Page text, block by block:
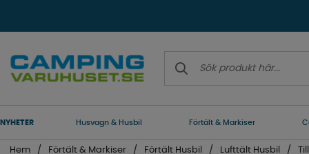
NYHETER Husvagn & Husbil Förtält & Markiser
Hem Förtält & Markiser Förtält Husbil Lufttält Husbil